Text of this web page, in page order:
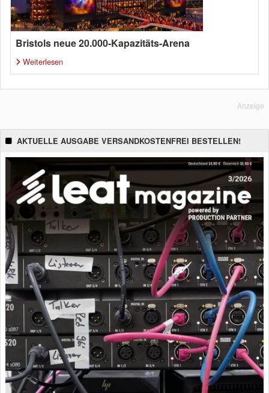
Bristols neue 20.000-Kapazitäts-Arena
Weiterlesen
Anzeige
AKTUELLE AUSGABE VERSANDKOSTENFREI BESTELLEN!